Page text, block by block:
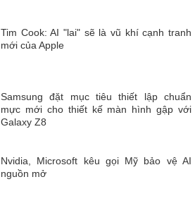
Tim Cook: AI "lai" sẽ là vũ khí cạnh tranh
mới của Apple
Samsung đặt mục tiêu thiết lập chuẩn
mực mới cho thiết kế màn hình gập với
Galaxy Z8
Nvidia, Microsoft kêu gọi Mỹ bảo vệ AI
nguồn mở